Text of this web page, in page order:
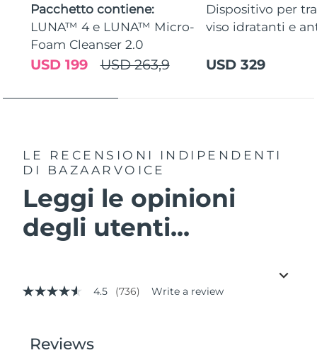
Pacchetto contiene:
LUNA™ 4 e LUNA™ Micro-
Foam Cleanser 2.0
USD 263,9
USD 199
Dispositivo per
viso idratanti e
USD 329
LE RECENSIONI INDIPENDENTI
DI BAZAARVOICE
Leggi le opinioni
degli utenti...
4.5
stars,
average
4.5 (736) Write a review